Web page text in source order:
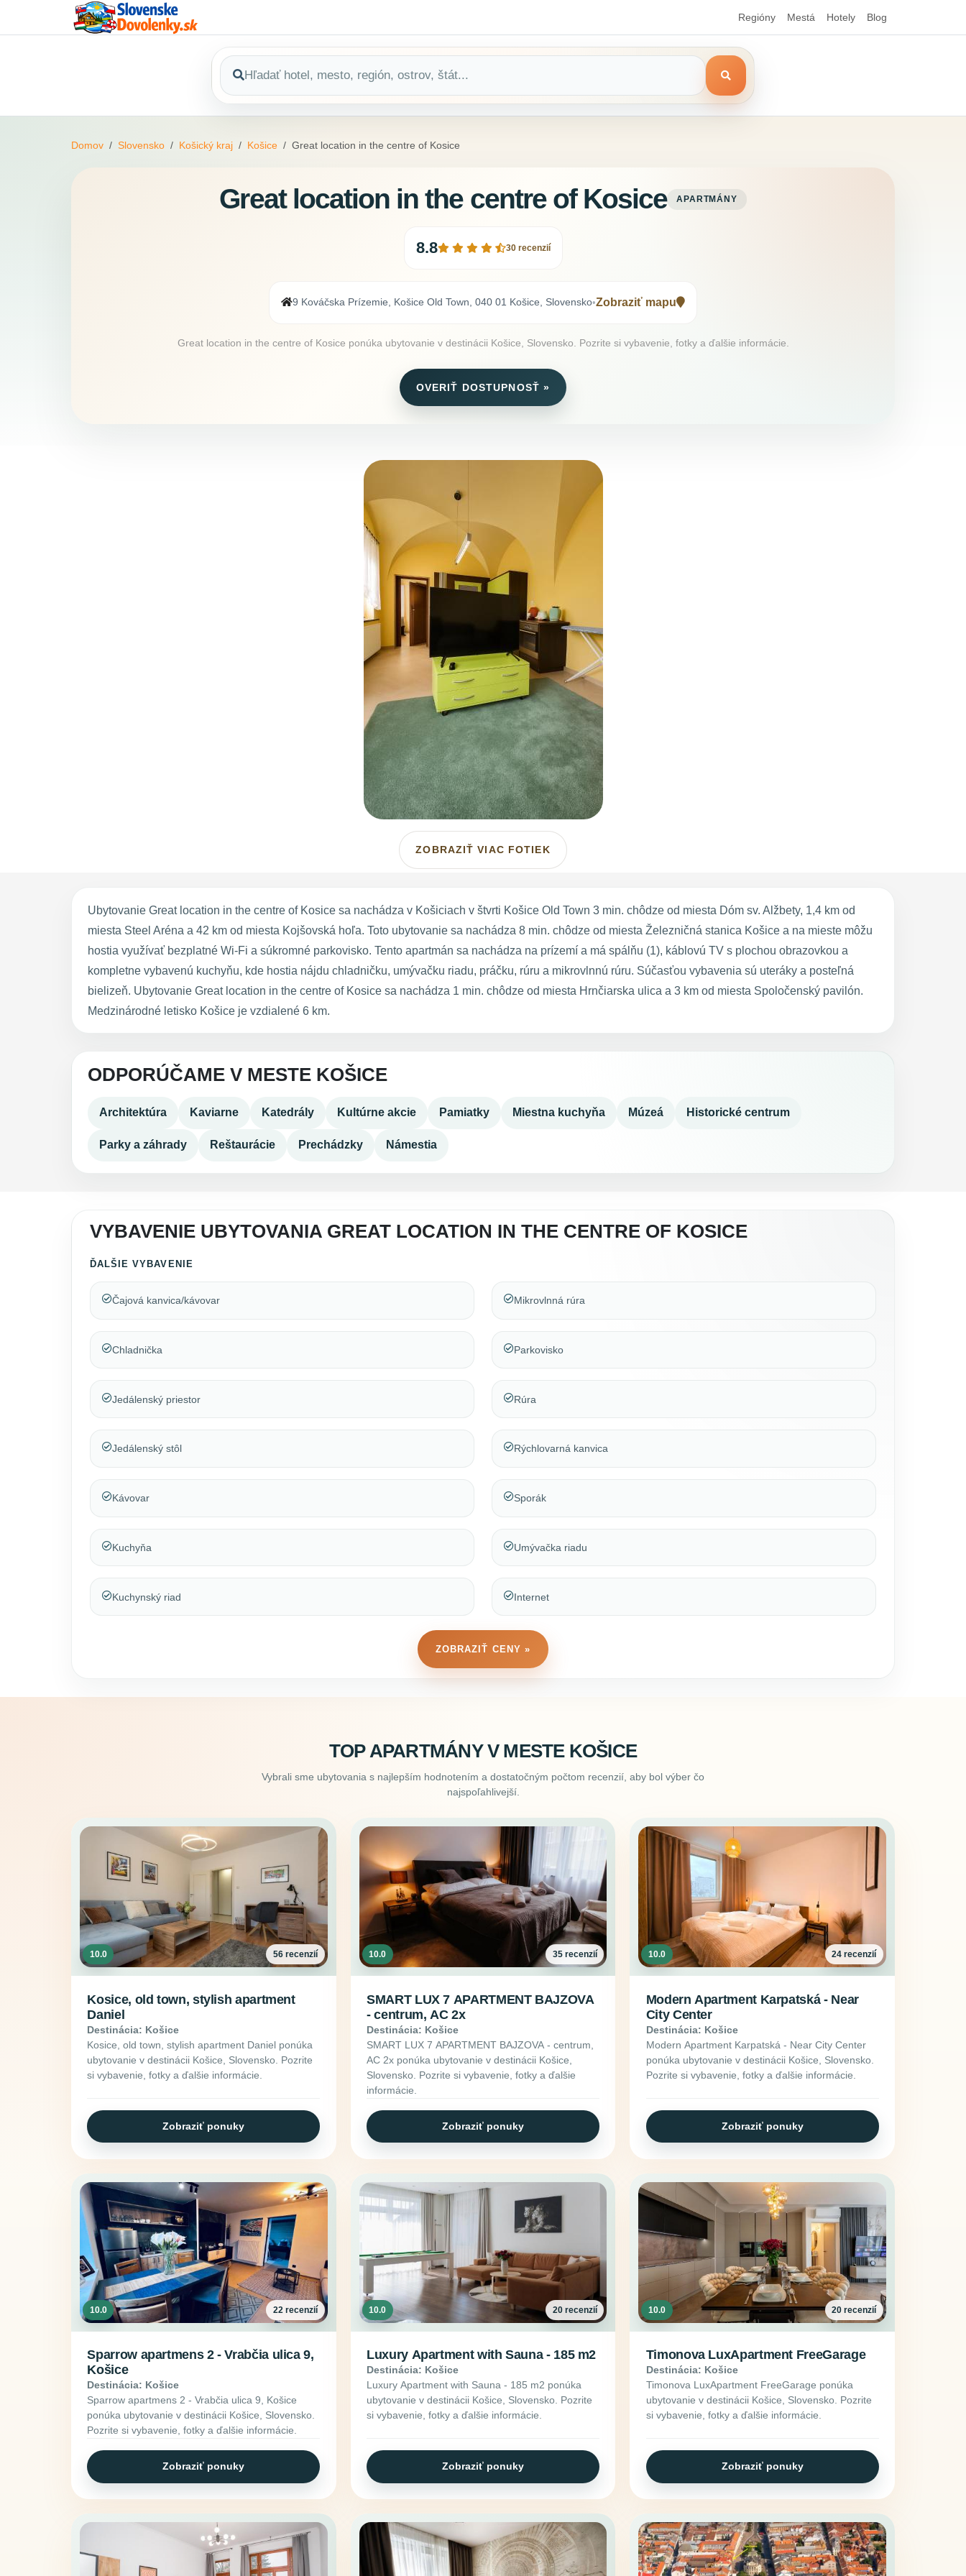
Regióny Mestá Hotely Blog
Domov Slovensko Košický kraj Košice Great location in the centre of Kosice
Great location in the centre of Kosice APARTMÁNY
8.8 30 recenzií
9 Kováčska Prízemie, Košice Old Town, 040 01 Košice, Slovensko•Zobraziť mapu
Great location in the centre of Kosice ponúka ubytovanie v destinácii Košice, Slovensko. Pozrite si vybavenie, fotky a ďalšie informácie.
OVERIŤ DOSTUPNOSŤ »
ZOBRAZIŤ VIAC FOTIEK
Ubytovanie Great location in the centre of Kosice sa nachádza v Košiciach v štvrti Košice Old Town 3 min. chôdze od miesta Dóm sv. Alžbety, 1,4 km od
miesta Steel Aréna a 42 km od miesta Kojšovská hoľa. Toto ubytovanie sa nachádza 8 min. chôdze od miesta Železničná stanica Košice a na mieste môžu
hostia využívať bezplatné Wi-Fi a súkromné parkovisko. Tento apartmán sa nachádza na prízemí a má spálňu (1), káblovú TV s plochou obrazovkou a
kompletne vybavenú kuchyňu, kde hostia nájdu chladničku, umývačku riadu, práčku, rúru a mikrovlnnú rúru. Súčasťou vybavenia sú uteráky a posteľná
bielizeň. Ubytovanie Great location in the centre of Kosice sa nachádza 1 min. chôdze od miesta Hrnčiarska ulica a 3 km od miesta Spoločenský pavilón.
Medzinárodné letisko Košice je vzdialené 6 km.
ODPORÚČAME V MESTE KOŠICE
Architektúra Kaviarne Katedrály Kultúrne akcie Pamiatky Miestna kuchyňa Múzeá Historické centrum
Parky a záhrady Reštaurácie Prechádzky Námestia
VYBAVENIE UBYTOVANIA GREAT LOCATION IN THE CENTRE OF KOSICE
ĎALŠIE VYBAVENIE
Čajová kanvica/kávovar
Chladnička
Jedálenský priestor
Jedálenský stôl
Kávovar
Kuchyňa
Kuchynský riad
Mikrovlnná rúra
Parkovisko
Rúra
Rýchlovarná kanvica
Sporák
Umývačka riadu
Internet
ZOBRAZIŤ CENY »
TOP APARTMÁNY V MESTE KOŠICE
Vybrali sme ubytovania s najlepším hodnotením a dostatočným počtom recenzií, aby bol výber čo
najspoľahlivejší.
10.0 56 recenzií
Kosice, old town, stylish apartment
Daniel
Destinácia: Košice
Kosice, old town, stylish apartment Daniel ponúka
ubytovanie v destinácii Košice, Slovensko. Pozrite
si vybavenie, fotky a ďalšie informácie.
Zobraziť ponuky
10.0 35 recenzií
SMART LUX 7 APARTMENT BAJZOVA
- centrum, AC 2x
Destinácia: Košice
SMART LUX 7 APARTMENT BAJZOVA - centrum,
AC 2x ponúka ubytovanie v destinácii Košice,
Slovensko. Pozrite si vybavenie, fotky a ďalšie
informácie.
Zobraziť ponuky
10.0 24 recenzií
Modern Apartment Karpatská - Near
City Center
Destinácia: Košice
Modern Apartment Karpatská - Near City Center
ponúka ubytovanie v destinácii Košice, Slovensko.
Pozrite si vybavenie, fotky a ďalšie informácie.
Zobraziť ponuky
10.0 22 recenzií
Sparrow apartmens 2 - Vrabčia ulica 9,
Košice
Destinácia: Košice
Sparrow apartmens 2 - Vrabčia ulica 9, Košice
ponúka ubytovanie v destinácii Košice, Slovensko.
Pozrite si vybavenie, fotky a ďalšie informácie.
Zobraziť ponuky
10.0 20 recenzií
Luxury Apartment with Sauna - 185 m2
Destinácia: Košice
Luxury Apartment with Sauna - 185 m2 ponúka
ubytovanie v destinácii Košice, Slovensko. Pozrite
si vybavenie, fotky a ďalšie informácie.
Zobraziť ponuky
10.0 20 recenzií
Timonova LuxApartment FreeGarage
Destinácia: Košice
Timonova LuxApartment FreeGarage ponúka
ubytovanie v destinácii Košice, Slovensko. Pozrite
si vybavenie, fotky a ďalšie informácie.
Zobraziť ponuky